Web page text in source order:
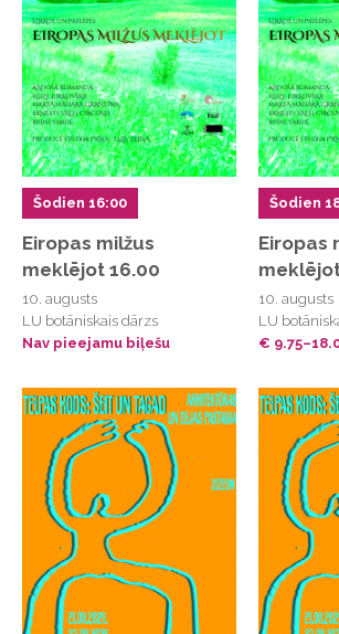
Inga Piluckaun citas dejotājas no
Šajā vakarā piedzīvosiet:
– flamenko dejas daudzveidību,
– dzīvo ģitāras mūziku,
– īstu Spānijas sajūtu Liepājas sirdī
Ieeja no 18:30, kultūras nama
Biļeteswww.aula.lv
Organizē:Flamenko deju klubs
Nāc un ļaujies flamenko ritmiem –
ar emocijām, spēku un dienvidu sauli!
Šodien 16:00
Eiropas milžus
meklējot 16.00
10. augusts
LU botāniskais dārzs
Nav pieejamu biļešu
Šodien
Eiropas
10. augusts
LU
€